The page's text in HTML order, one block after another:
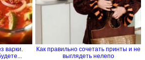
варки.
Как правильно сочетать принты и не
выглядеть нелепо